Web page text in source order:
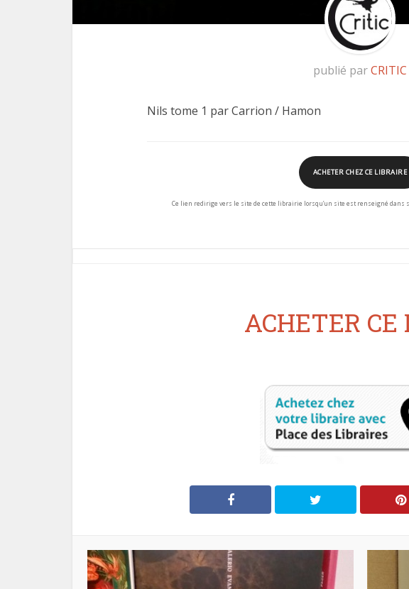
publié parCRITIC
Nils tome 1 par Carrion / Hamon
ACHETER CHEZ CE LIBRAIRE
Ce lien redirige vers le site de cette librairie lorsqu’un site est renseigné dans
ACHETER CE